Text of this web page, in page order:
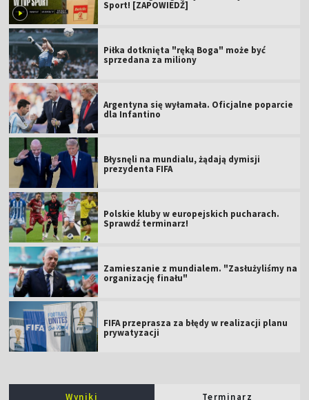
Sport! [ZAPOWIEDŹ]
Piłka dotknięta "ręką Boga" może być
sprzedana za miliony
Argentyna się wyłamała. Oficjalne poparcie
dla Infantino
Błysnęli na mundialu, żądają dymisji
prezydenta FIFA
Polskie kluby w europejskich pucharach.
Sprawdź terminarz!
Zamieszanie z mundialem. "Zasłużyliśmy na
organizację finału"
FIFA przeprasza za błędy w realizacji planu
prywatyzacji
Wyniki Terminarz